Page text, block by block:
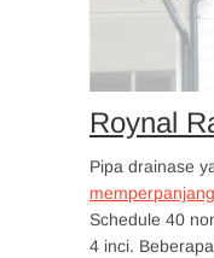
Roynal
Pipa drainase
Schedule 40
4 inci.